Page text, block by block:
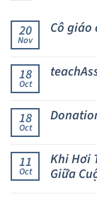
20
Nov
Cô giáo
18
Oct
18
Oct
11
Oct
Khi Hơi
Giữa